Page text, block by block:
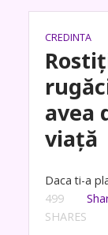
CREDINTA
avea
viață
Daca ti-a
499
SHARES